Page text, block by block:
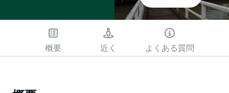
概要 近く よくある質問